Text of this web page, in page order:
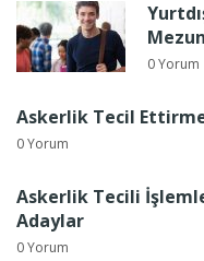
0 Yorum
Askerlik Tecil
0 Yorum
Askerlik Tecili
Adaylar
0 Yorum